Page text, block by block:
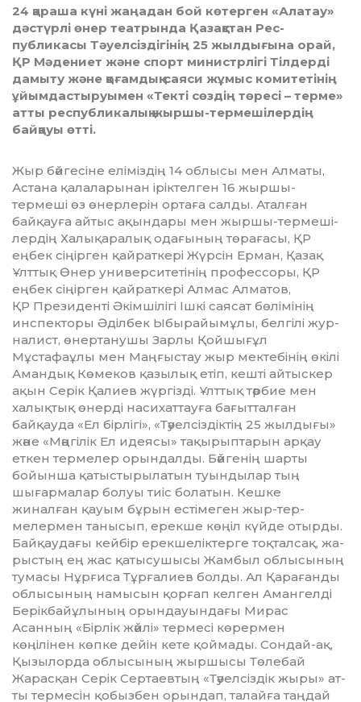
24 қараша күні жаңадан бой көтерген «Алатау»
дәстүрлі өнер театрында Қазақстан Рес­
публикасы Тәуелсіздігінің 25 жылдығына орай,
ҚР Мәдениет және спорт министрлігі Тілдерді
дамыту және қоғамдық-саяси жұмыс комитетінің
ұйымдастыруымен «Текті сөздің төресі – терме»
атты республикалық жыршы-термешілердің
байқауы өтті.
Жыр бәйгесіне еліміздің 14 об­лысы мен Алматы,
Астана қа­ла­ларынан іріктелген 16 жыр­шы-
термеші өз өнерлерін ортаға сал­ды. Аталған
байқауға айтыс ақын­дары мен жыршы-терме­ші­
лердің Халықаралық одағының тө­рағасы, ҚР
еңбек сіңірген қай­раткері Жүрсін Ерман, Қазақ
Ұлт­тық Өнер университетінің про­фессоры, ҚР
еңбек сіңірген қай­раткері Алмас Алматов,
ҚР Пре­зиденті Әкімшілігі Ішкі саясат бөлімінің
инспекторы Әділ­бек Ыбырайымұлы, белгілі жур­
на­лист, өнертанушы Зарлы Қой­­шығұл
Мұстафаұлы мен Маң­ғыстау жыр мектебінің өкілі
Амандық Көмеков қазылық етіп, кешті айтыскер
ақын Серік Қа­лиев жүргізді. Ұлттық тәрбие мен
халықтық өнерді насихаттауға ба­ғытталған
байқауда «Ел бір­лі­гі», «Тәуелсіздіктің 25 жыл­дығы»
және «Мәңгілік Ел идеясы» та­қы­рыптарын арқау
еткен термелер орындалды. Бәйгенің шарты
бойынша қатыстырылатын туындылар тың
шығармалар болуы тиіс болатын. Кешке
жиналған қауым бұрын естімеген жыр-тер­
мелермен танысып, ерекше көңіл күйде отырды.
Байқаудағы кейбір ерекшеліктерге тоқталсақ, жа­
рыс­тың ең жас қатысушысы Жам­был облысының
тумасы Нұр­ғиса Тұрғалиев болды. Ал Қара­ғанды
облысының намысын қор­ғап келген Амангелді
Берік­байұлы­ның орындауындағы Мирас
Асанның «Бірлік жәйлі» тер­месі көрермен
көңілінен көп­ке дейін кете қоймады. Сондай-ақ,
Қызылорда облысының жыр­шы­сы Төлебай
Жарасқан Серік Сер­таевтың «Тәуелсіздік жыры» ат­
ты термесін қобызбен орындап, талайға таңдай